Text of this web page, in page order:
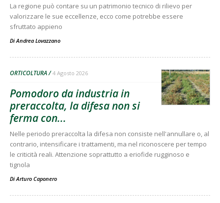
La regione può contare su un patrimonio tecnico di rilievo per
valorizzare le sue eccellenze, ecco come potrebbe essere
sfruttato appieno
DiAndrea Lovazzano
ORTICOLTURA 4 Agosto 2026
Pomodoro da industria in
preraccolta, la difesa non si
ferma con...
Nelle periodo preraccolta la difesa non consiste nell'annullare o, al
contrario, intensificare i trattamenti, ma nel riconoscere per tempo
le criticità reali. Attenzione soprattutto a eriofide rugginoso e
tignola
DiArturo Caponero